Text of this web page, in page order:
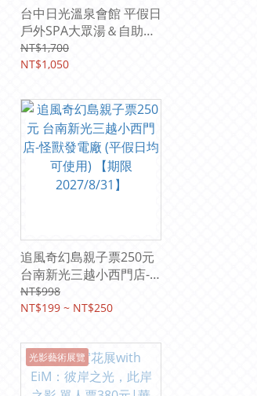
台中日光溫泉會館 平假日
戶外SPA大眾湯＆自助式
晚餐組合券1050元 (紙本
票券)
NT$1,700
NT$1,050
追風奇幻島親子票250元
台南新光三越小西門店-
怪獸發電廠 (平假日均可
使用) 【期限2027/8/31】
NT$998
NT$199 ~ NT$250
光影藝術展覽